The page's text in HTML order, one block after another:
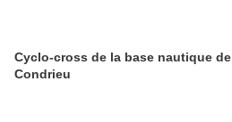
Cyclo-cross de la base nautique de
Condrieu